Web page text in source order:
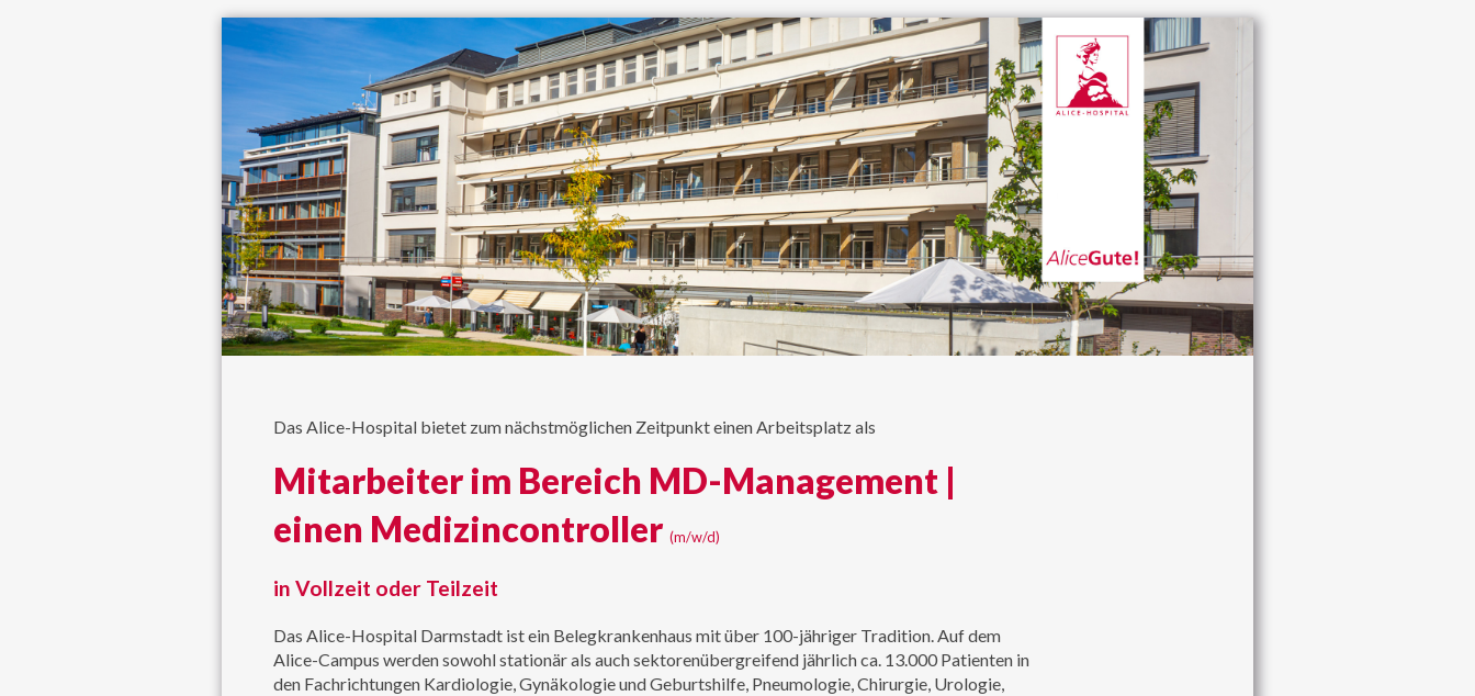
Das Alice-Hospital bietet zum nächstmöglichen Zeitpunkt einen Arbeitsplatz als
Mitarbeiter im Bereich MD-Management |
einen Medizincontroller (m/w/d)
in Vollzeit oder Teilzeit
Das Alice-Hospital Darmstadt ist ein Belegkrankenhaus mit über 100-jähriger Tradition. Auf dem
Alice-Campus werden sowohl stationär als auch sektorenübergreifend jährlich ca. 13.000 Patienten in
den Fachrichtungen Kardiologie, Gynäkologie und Geburtshilfe, Pneumologie, Chirurgie, Urologie,